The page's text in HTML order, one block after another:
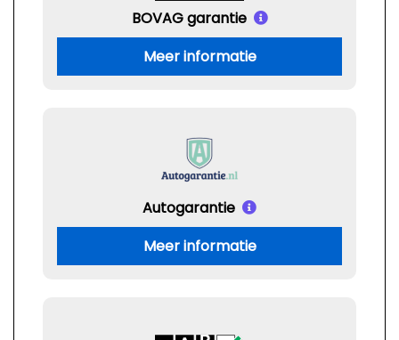
BOVAG garantie
Meer informatie
Autogarantie
Meer informatie